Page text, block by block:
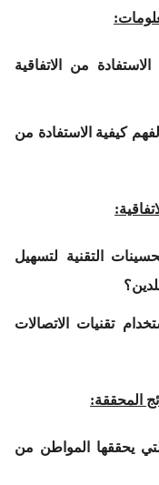
:
من الاتفاقية
كيفية الاستفادة من
:
التقنية لتسهيل
تقنيات الاتصالات
المحققة:
يحققها المواطن من